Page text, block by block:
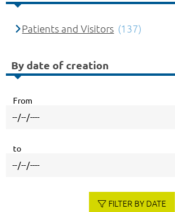
Patients and Visitors (137)
By date of creation
From
to
FILTER BY DATE